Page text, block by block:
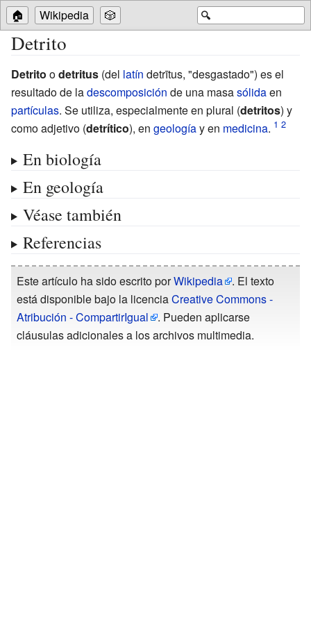
🔍
🏠 Wikipedia 🎲
Detrito
Detrito odetritus (del latín detrītus, "desgastado") es el
resultado de ladescomposición de una masasólidaen
partículas. Se utiliza, especialmente en plural (detritos) y
como adjetivo (detrítico), en geologíay en medicina.
En biología
En geología
Véase también
Referencias
Este artículo ha sido escrito porWikipedia
. El texto
está disponible bajo la licenciaCreative Commons -
Atribución - CompartirIgual
. Pueden aplicarse
cláusulas adicionales a los archivos multimedia.